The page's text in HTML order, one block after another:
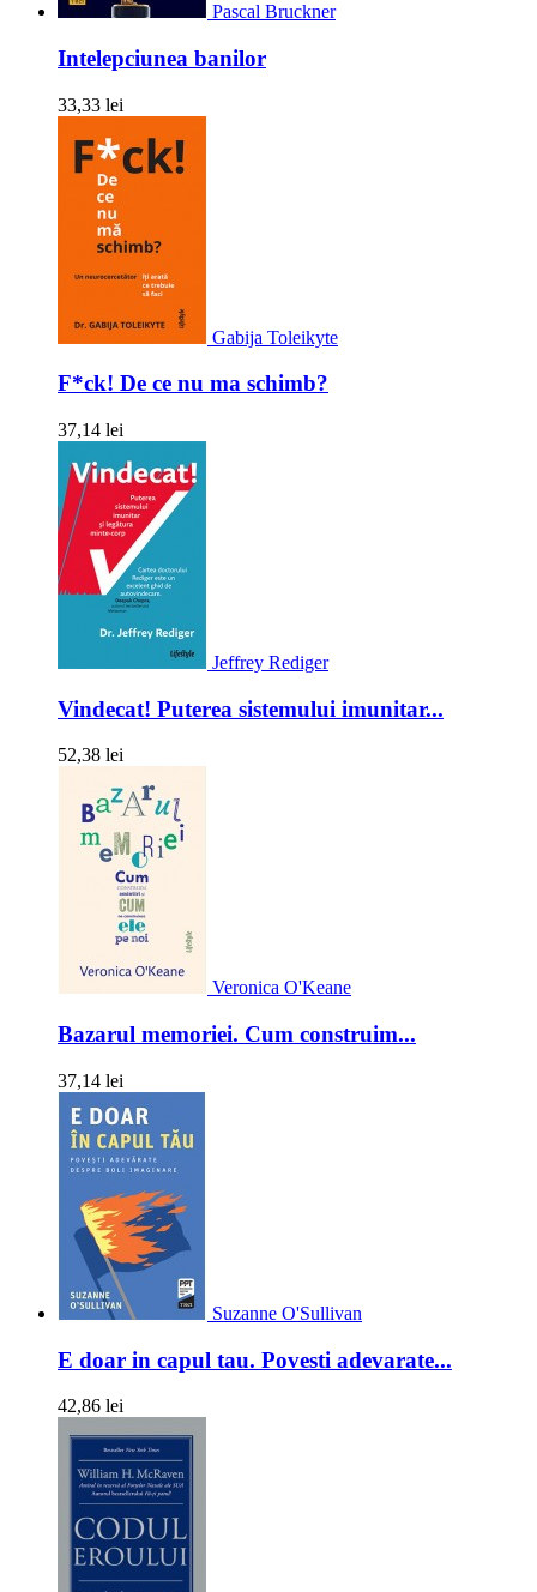
Pascal Bruckner
Intelepciunea banilor
33,33 lei
Gabija Toleikyte
F*ck! De ce nu ma schimb?
37,14 lei
Jeffrey Rediger
Vindecat! Puterea sistemului imunitar...
52,38 lei
Veronica O'Keane
Bazarul memoriei. Cum construim...
37,14 lei
Suzanne O'Sullivan
E doar in capul tau. Povesti adevarate...
42,86 lei